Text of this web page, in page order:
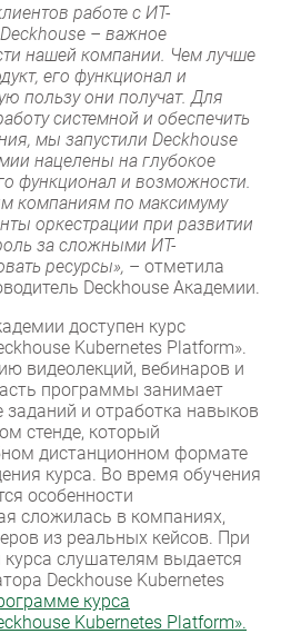
работе с ИТ-
– важное
нашей компании. Чем лучше
его функционал и
пользу они получат. Для
системной и обеспечить
мы запустили Deckhouse
нацелены на глубокое
функционал и возможности.
компаниям по максимуму
оркестрации при развитии
за сложными ИТ-
ресурсы», – отметила
Deckhouse Академии.
доступен курс
Kubernetes Platform».
видеолекций, вебинаров и
программы занимает
и отработка навыков
стенде, который
дистанционном формате
курса. Во время обучения
особенности
сложилась в компаниях,
из реальных кейсов. При
слушателям выдается
Deckhouse Kubernetes
курса
Kubernetes Platform».